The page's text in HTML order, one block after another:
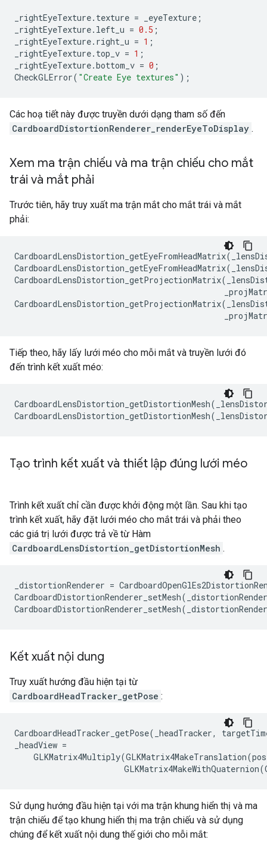
_rightEyeTexture. texture = _eyeTexture ;
_rightEyeTexture. left_u = 0.5 ;
_rightEyeTexture. right_u = 1 ;
_rightEyeTexture. top_v = 1 ;
_rightEyeTexture.bottom_v = 0 ;
CheckGLError( "Create Eye textures" );
Các hoạ tiết này được truyền dưới dạng tham số đến
CardboardDistortionRenderer_renderEyeToDisplay .
Xem ma trận chiếu và ma trận chiếu cho mắt
trái và mắt phải
Trước tiên, hãy truy xuất ma trận mắt cho mắt trái và mắt
phải:
CardboardLensDistortion_getEyeFromHeadMatrix(
CardboardLensDistortion_getEyeFromHeadMatrix(
CardboardLensDistortion_getProjectionMatrix(
CardboardLensDistortion_getProjectionMatrix(
Tiếp theo, hãy lấy lưới méo cho mỗi mắt và truyền lưới đó
đến trình kết xuất méo:
Tạo trình kết xuất và thiết lập đúng lưới méo
Trình kết xuất chỉ cần được khởi động một lần. Sau khi tạo
trình kết xuất, hãy đặt lưới méo cho mắt trái và phải theo
các giá trị lưới được trả về từ Hàm
CardboardLensDistortion_getDistortionMesh .
_distortionRenderer =
Kết xuất nội dung
Truy xuất hướng đầu hiện tại từ
CardboardHeadTracker_getPose :
CardboardHeadTracker_getPose(_headTracker,
_headView =
Sử dụng hướng đầu hiện tại với ma trận khung hiển thị và ma
trận chiếu để tạo khung hiển thị ma trận chiếu và sử dụng
chúng để kết xuất nội dung thế giới cho mỗi mắt: